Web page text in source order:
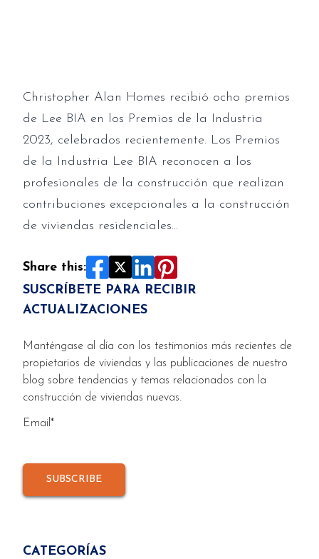
SUSCRÍBETE PARA RECIBIR
ACTUALIZACIONES
Manténgase al día con los testimonios más recientes de
propietarios de viviendas y las publicaciones de nuestro
blog sobre tendencias y temas relacionados con la
construcción de viviendas nuevas.
Email*
CATEGORÍAS
Christopher Alan Homes recibió ocho premios
de Lee BIA en los Premios de la Industria
2023, celebrados recientemente. Los Premios
de la Industria Lee BIA reconocen a los
profesionales de la construcción que realizan
contribuciones excepcionales a la construcción
de viviendas residenciales…
Share this: